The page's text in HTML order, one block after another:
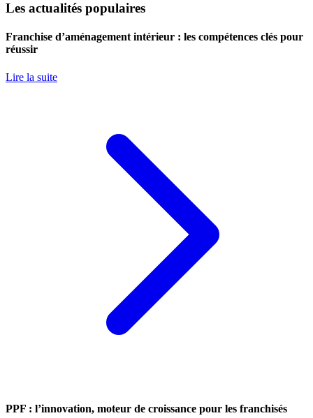
Les actualités populaires
Franchise d’aménagement intérieur : les compétences clés pour
réussir
Lire la suite
PPF : l’innovation, moteur de croissance pour les franchisés